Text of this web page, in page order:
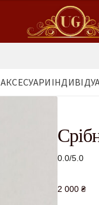
АКСЕСУАРИ
0.0/5.0
2 000 ₴